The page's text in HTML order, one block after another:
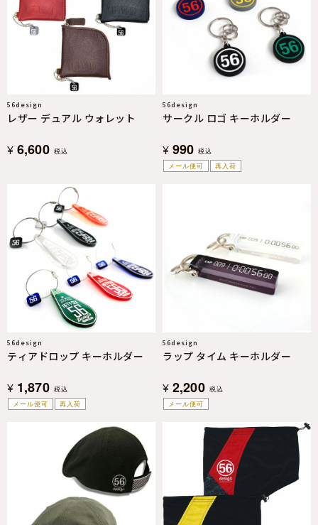
56design
レザー デュアル ウォレット
¥ 6,600 税込
メール便可
再入荷
56design
サークル ロゴ キーホルダー
¥ 990 税込
メール便可 再入荷
56design
ティアドロップ キーホルダー
¥ 1,870 税込
メール便可
56design
ラップ タイム キーホルダー
¥ 2,200 税込